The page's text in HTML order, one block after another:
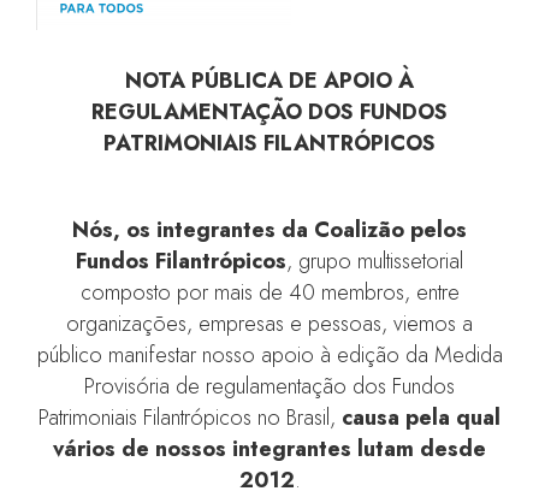
NOTA PÚBLICA DE APOIO À
REGULAMENTAÇÃO DOS FUNDOS
PATRIMONIAIS FILANTRÓPICOS
Nós, os integrantes da Coalizão pelos
Fundos Filantrópicos, grupo multissetorial
composto por mais de 40 membros, entre
organizações, empresas e pessoas, viemos a
público manifestar nosso apoio à edição da Medida
Provisória de regulamentação dos Fundos
Patrimoniais Filantrópicos no Brasil, causa pela qual
vários de nossos integrantes lutam desde
2012.